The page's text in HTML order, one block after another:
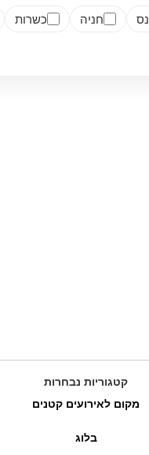
חניה כשרות
קטגוריות נבחרות
מקום לאירועים קטנים
בלוג